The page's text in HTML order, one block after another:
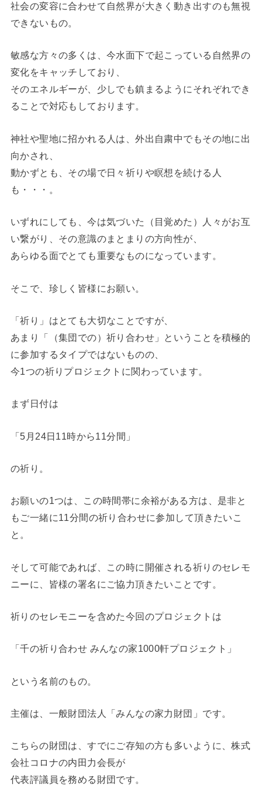
社会の変容に合わせて自然界が大きく動き出すのも無視
できないもの。
敏感な方々の多くは、今水面下で起こっている自然界の
変化をキャッチしており、
そのエネルギーが、少しでも鎮まるようにそれぞれでき
ることで対応もしております。
神社や聖地に招かれる人は、外出自粛中でもその地に出
向かされ、
動かずとも、その場で日々祈りや瞑想を続ける人
も・・・。
いずれにしても、今は気づいた（目覚めた）人々がお互
い繋がり、その意識のまとまりの方向性が、
あらゆる面でとても重要なものになっています。
そこで、珍しく皆様にお願い。
「祈り」はとても大切なことですが、
あまり「（集団での）祈り合わせ」ということを積極的
に参加するタイプではないものの、
今1つの祈りプロジェクトに関わっています。
まず日付は
「5月24日11時から11分間」
の祈り。
お願いの1つは、この時間帯に余裕がある方は、是非と
もご一緒に11分間の祈り合わせに参加して頂きたいこ
と。
そして可能であれば、この時に開催される祈りのセレモ
ニーに、皆様の署名にご協力頂きたいことです。
祈りのセレモニーを含めた今回のプロジェクトは
「千の祈り合わせ みんなの家1000軒プロジェクト」
という名前のもの。
主催は、一般財団法人「みんなの家力財団」です。
こちらの財団は、すでにご存知の方も多いように、株式
会社コロナの内田力会長が
代表評議員を務める財団です。